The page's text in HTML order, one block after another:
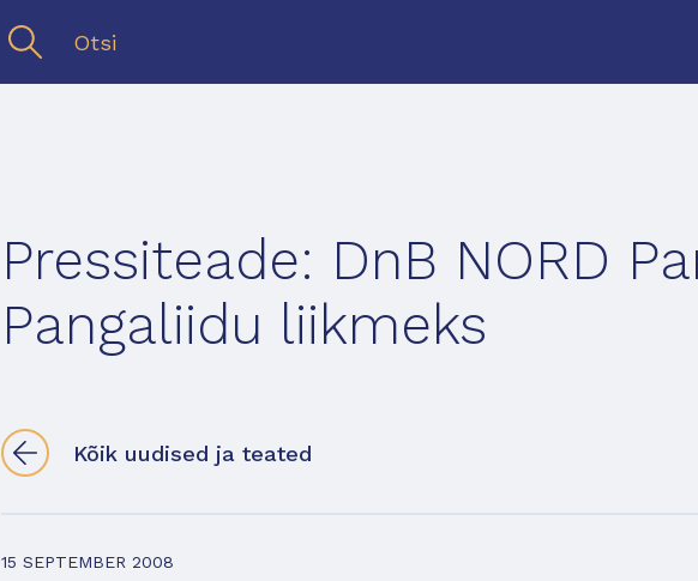
Pressiteade: DnB NORD
Pangaliidu liikmeks
Kõik uudised ja teated
15 SEPTEMBER 2008